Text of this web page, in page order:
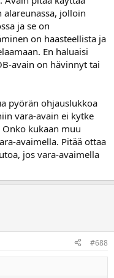
alareunassa, jolloin
ja se on
on haasteellista ja
En haluaisi
avain on hävinnyt tai
pyörän ohjauslukkoa
vara-avain ei kytke
kukaan muu
avaimella. Pitää ottaa
jos vara-avaimella
#688